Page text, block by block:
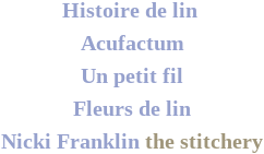
Histoire de lin
Acufactum
Un petit fil
Fleurs de lin
Nicki Franklin the stitchery